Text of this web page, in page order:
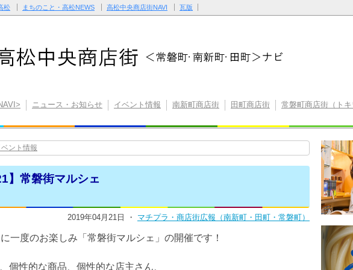
松 まちのこと・高松NEWS 高松中央商店街NAVI 瓦版
ニュース・お知らせ イベント情報 南新町商店街 田町商店街 常磐町商店街（ト
ベント情報
】常磐街マルシェ
2019年04月21日 ・ マチプラ・商店街広報（南新町・田町・常磐町）
一度のお楽しみ「常磐街マルシェ」の開催です！
個性的な商品、個性的な店主さん、